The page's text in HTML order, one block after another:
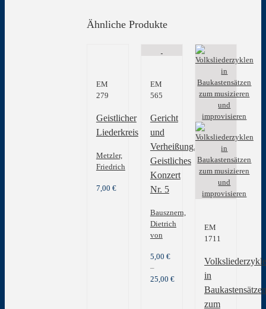
Ähnliche Produkte
EM
279
Geistlicher
Liederkreis
Metzler,
Friedrich
7,00 €
EM
565
Gericht
und
Verheißung.
Geistliches
Konzert
Nr. 5
Bausznern,
Dietrich
von
5,00 €
–
25,00 €
EM
1711
in
Baukastensätzen
zum